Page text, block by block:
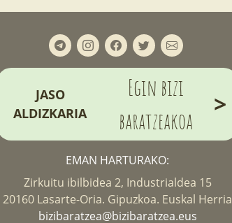
JASO
ALDIZKARIA
Egin bizi
baratzeakoa
>
EMAN HARTURAKO:
Zirkuitu ibilbidea 2, Industrialdea 15
20160 Lasarte-Oria. Gipuzkoa. Euskal Herria
bizibaratzea@bizibaratzea.eus